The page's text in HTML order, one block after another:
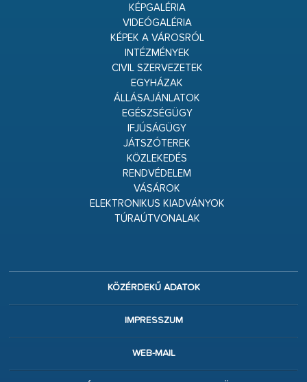
KÉPGALÉRIA
VIDEÓGALÉRIA
KÉPEK A VÁROSRÓL
INTÉZMÉNYEK
CIVIL SZERVEZETEK
EGYHÁZAK
ÁLLÁSAJÁNLATOK
EGÉSZSÉGÜGY
IFJÚSÁGÜGY
JÁTSZÓTEREK
KÖZLEKEDÉS
RENDVÉDELEM
VÁSÁROK
ELEKTRONIKUS KIADVÁNYOK
TÚRAÚTVONALAK
KÖZÉRDEKŰ ADATOK
IMPRESSZUM
WEB-MAIL